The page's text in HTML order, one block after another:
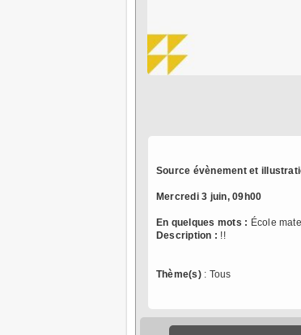
Source évènement et
Mercredi 3 juin, 09h00
En quelques mots : École
Description : !!
Thème(s): Tous